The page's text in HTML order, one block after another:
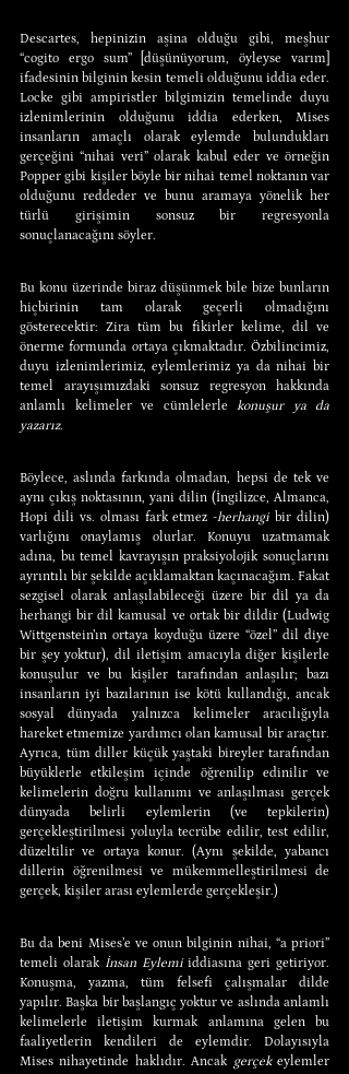
Descartes, hepinizin aşina olduğu gibi, meşhur
“cogito ergo sum” [düşünüyorum, öyleyse varım]
ifadesinin bilginin kesin temeli olduğunu iddia eder.
Locke gibi ampiristler bilgimizin temelinde duyu
izlenimlerinin olduğunu iddia ederken, Mises
insanların amaçlı olarak eylemde bulundukları
gerçeğini “nihai veri” olarak kabul eder ve örneğin
Popper gibi kişiler böyle bir nihai temel noktanın var
olduğunu reddeder ve bunu aramaya yönelik her
türlü girişimin sonsuz bir regresyonla
sonuçlanacağını söyler.
Bu konu üzerinde biraz düşünmek bile bize bunların
hiçbirinin tam olarak geçerli olmadığını
gösterecektir: Zira tüm bu fikirler kelime, dil ve
önerme formunda ortaya çıkmaktadır. Özbilincimiz,
duyu izlenimlerimiz, eylemlerimiz ya da nihai bir
temel arayışımızdaki sonsuz regresyon hakkında
anlamlı kelimeler ve cümlelerle konuşur ya da
yazarız.
Böylece, aslında farkında olmadan, hepsi de tek ve
aynı çıkış noktasının, yani dilin (İngilizce, Almanca,
Hopi dili vs. olması fark etmez -herhangi bir dilin)
varlığını onaylamış olurlar. Konuyu uzatmamak
adına, bu temel kavrayışın praksiyolojik sonuçlarını
ayrıntılı bir şekilde açıklamaktan kaçınacağım. Fakat
sezgisel olarak anlaşılabileceği üzere bir dil ya da
herhangi bir dil kamusal ve ortak bir dildir (Ludwig
Wittgenstein’ın ortaya koyduğu üzere “özel” dil diye
bir şey yoktur), dil iletişim amacıyla diğer kişilerle
konuşulur ve bu kişiler tarafından anlaşılır; bazı
insanların iyi bazılarının ise kötü kullandığı, ancak
sosyal dünyada yalnızca kelimeler aracılığıyla
hareket etmemize yardımcı olan kamusal bir araçtır.
Ayrıca, tüm diller küçük yaştaki bireyler tarafından
büyüklerle etkileşim içinde öğrenilip edinilir ve
kelimelerin doğru kullanımı ve anlaşılması gerçek
dünyada belirli eylemlerin (ve tepkilerin)
gerçekleştirilmesi yoluyla tecrübe edilir, test edilir,
düzeltilir ve ortaya konur. (Aynı şekilde, yabancı
dillerin öğrenilmesi ve mükemmelleştirilmesi de
gerçek, kişiler arası eylemlerde gerçekleşir.)
Bu da beni Mises’e ve onun bilginin nihai, “a priori”
temeli olarak İnsan Eylemi iddiasına geri getiriyor.
Konuşma, yazma, tüm felsefi çalışmalar dilde
yapılır. Başka bir başlangıç yoktur ve aslında anlamlı
kelimelerle iletişim kurmak anlamına gelen bu
faaliyetlerin kendileri de eylemdir. Dolayısıyla
Mises nihayetinde haklıdır. Ancak gerçek eylemler